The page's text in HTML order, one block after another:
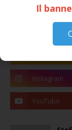
Il